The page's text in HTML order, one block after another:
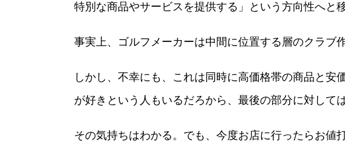
特別な商品やサービスを提供する」という方向性へと
事実上、ゴルフメーカーは中間に位置する層のクラブ
しかし、不幸にも、これは同時に高価格帯の商品と
が好きという人もいるだろから、最後の部分に対して
その気持ちはわかる。でも、今度お店に行ったらお値